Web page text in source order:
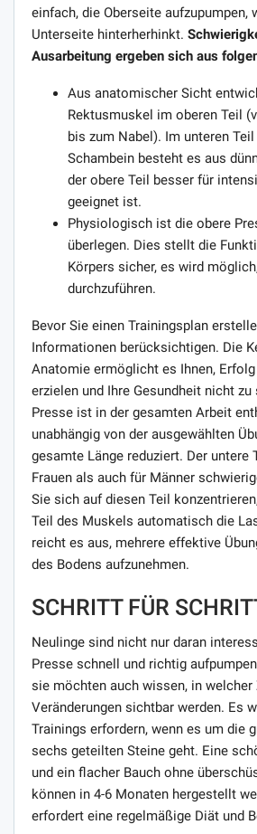
einfach, die Oberseite aufzupumpen,
Unterseite hinterherhinkt.
Ausarbeitung ergeben sich aus
Aus anatomischer Sicht
Rektusmuskel im oberen Teil
bis zum Nabel). Im unteren
Schambein besteht es aus
der obere Teil besser für
geeignet ist.
Physiologisch ist die obere
überlegen. Dies stellt die
Körpers sicher, es wird
durchzuführen.
Bevor Sie einen Trainingsplan
Informationen berücksichtigen. Die
Anatomie ermöglicht es Ihnen,
erzielen und Ihre Gesundheit nicht zu
Presse ist in der gesamten Arbeit
unabhängig von der ausgewählten
gesamte Länge reduziert. Der
Frauen als auch für Männer
Sie sich auf diesen Teil
Teil des Muskels automatisch die
reicht es aus, mehrere effektive
des Bodens aufzunehmen.
SCHRITT FÜR
Neulinge sind nicht nur daran
Presse schnell und richtig
sie möchten auch wissen, in
Veränderungen sichtbar werden. Es
Trainings erfordern, wenn es um die
sechs geteilten Steine ​​geht. Eine
und ein flacher Bauch ohne
können in 4-6 Monaten hergestellt
erfordert eine regelmäßige Diät und